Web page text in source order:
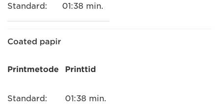
Standard: 01:38 min.
Coated papir
Printmetode Printtid
Standard: 01:38 min.